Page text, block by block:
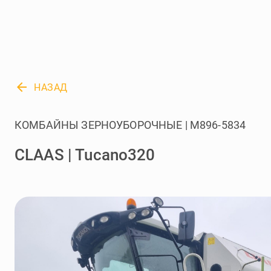
arrow_back НАЗАД
CLAAS | Tucano320
КОМБАЙНЫ ЗЕРНОУБОРОЧНЫЕ | M896-5834